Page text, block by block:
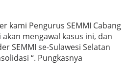
kami Pengurus SEMMI Cabang
mengawal kasus ini, dan
SEMMI se-Sulawesi Selatan
“. Pungkasnya